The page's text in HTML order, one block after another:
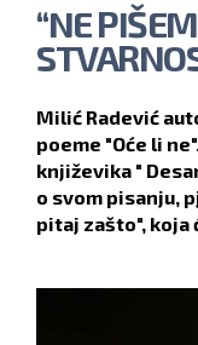
“NE
Milić Radević
poeme "Oće li
književika "
o svom pisanju,
pitaj zašto", koja